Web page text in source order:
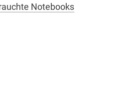
Notebooks